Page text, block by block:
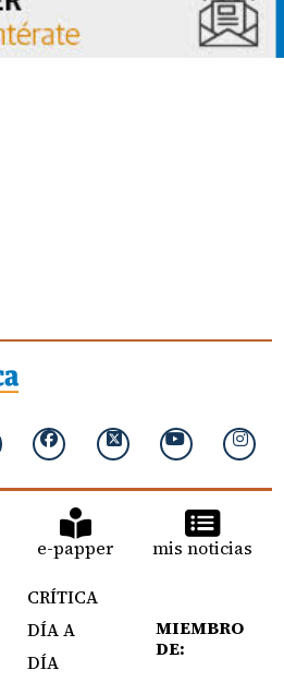
e-papper mis noticias
CRÍTICA
DÍA A
DÍA
MIEMBRO
DE: